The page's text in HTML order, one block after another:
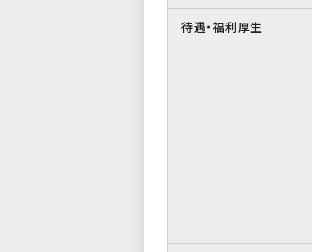
待遇・福利厚生